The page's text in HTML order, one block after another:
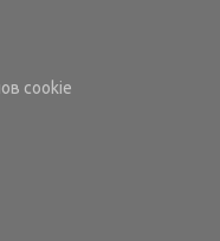
cookie